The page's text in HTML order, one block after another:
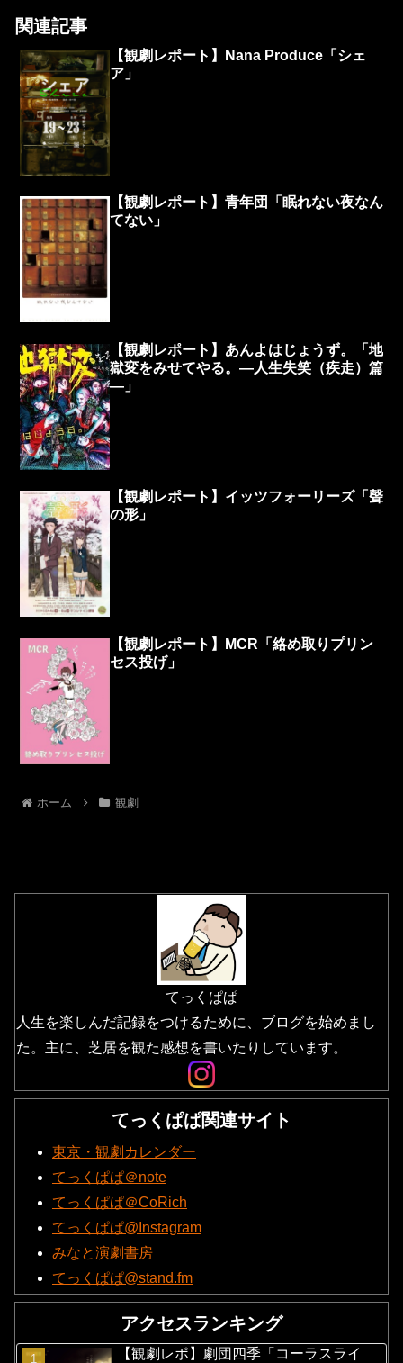
関連記事
【観劇レポート】Nana Produce「シェ
ア」
【観劇レポート】青年団「眠れない夜なん
てない」
【観劇レポート】あんよはじょうず。「地
獄変をみせてやる。―人生失笑（疾走）篇
―」
【観劇レポート】イッツフォーリーズ「聲
の形」
【観劇レポート】MCR「絡め取りプリン
セス投げ」
ホーム 観劇
てっくぱぱ
人生を楽しんだ記録をつけるために、ブログを始めまし
た。主に、芝居を観た感想を書いたりしています。
てっくぱぱ関連サイト
東京・観劇カレンダー
てっくぱぱ＠note
てっくぱぱ＠CoRich
てっくぱぱ@Instagram
みなと演劇書房
てっくぱぱ@stand.fm
アクセスランキング
【観劇レポ】劇団四季「コーラスライ